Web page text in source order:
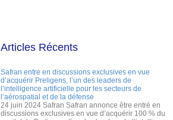
Articles Récents
Safran entre en discussions exclusives en vue
d’acquérir Preligens, l’un des leaders de
l’intelligence artificielle pour les secteurs de
l’aérospatial et de la défense
24 juin 2024 Safran Safran annonce être entré en
discussions exclusives en vue d’acquérir 100 % du